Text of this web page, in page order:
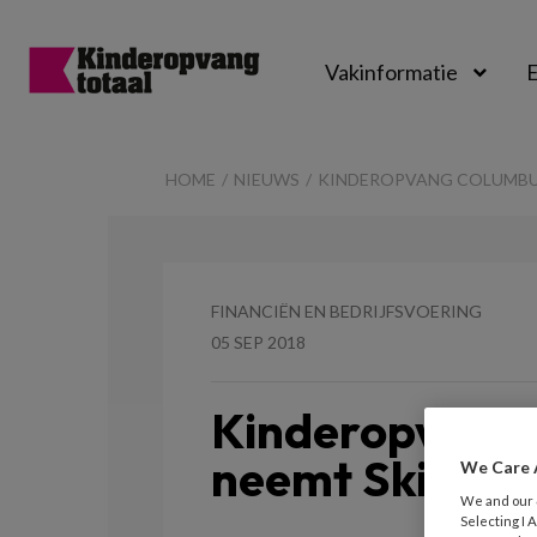
Vakinformatie
HOME NIEUWS KINDEROPVANG
FINANCIËN EN BEDRIJFSVOERING
05 SEP 2018
Kinderopvang
neemt Skik We Care
We and our
Selecting I